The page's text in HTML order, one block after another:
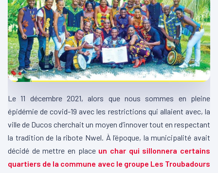
Le 11 décembre 2021, alors que nous sommes en pleine
épidémie de covid-19 avec les restrictions qui allaient avec, la
ville de Ducos cherchait un moyen d’innover tout en respectant
la tradition de la ribote Nwel. À l’époque, la municipalité avait
décidé de mettre en place un char qui sillonnera certains
quartiers de la commune avec le groupe Les Troubadours